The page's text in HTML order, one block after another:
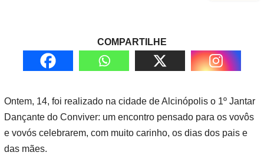
COMPARTILHE
Ontem, 14, foi realizado na cidade de Alcinópolis o 1º Jantar
Dançante do Conviver: um encontro pensado para os vovôs
e vovós celebrarem, com muito carinho, os dias dos pais e
das mães.